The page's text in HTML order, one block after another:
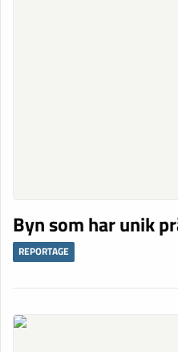
Byn som har unik
REPORTAGE